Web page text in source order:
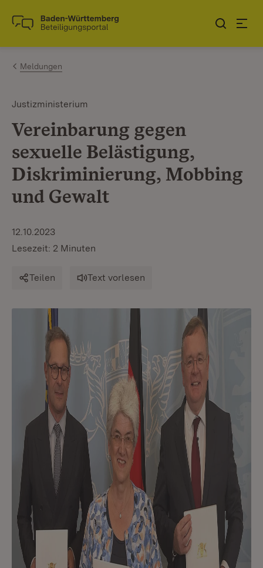
Zum Inhalt springen
Link zur Startseite
Meldungen
Justizministerium
Vereinbarung gegen
sexuelle Belästigung,
Diskriminierung, Mobbing
und Gewalt
12.10.2023
Lesezeit: 2 Minuten
Teilen Text vorlesen